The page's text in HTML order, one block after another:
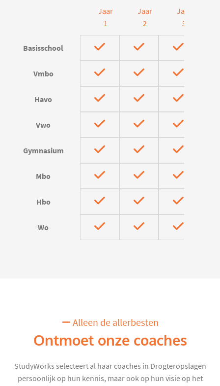
Jaar
1
Jaar
2
Jaar
3
Basisschool
Vmbo
Havo
Vwo
Gymnasium
Mbo
Hbo
Wo
Alleen de allerbesten
Ontmoet onze coaches
StudyWorks selecteert al haar coaches in Drogteropslagen
persoonlijk op hun kennis, maar ook op hun visie op het